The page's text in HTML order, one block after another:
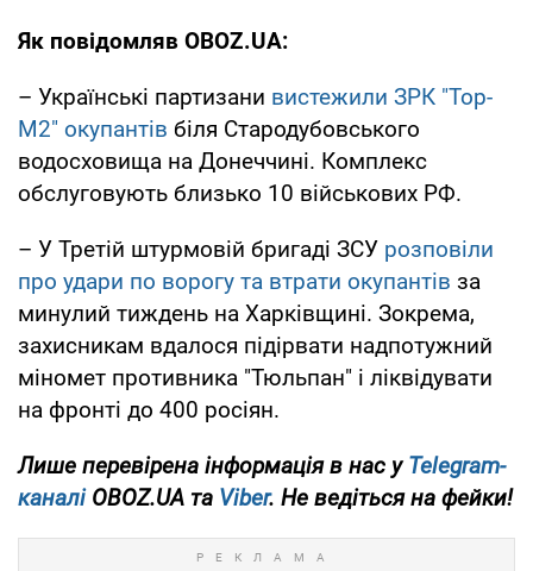
Як повідомляв OBOZ.UA:
– Українські партизани вистежили ЗРК "Тор-
М2" окупантів біля Стародубовського
водосховища на Донеччині. Комплекс
обслуговують близько 10 військових РФ.
– У Третій штурмовій бригаді ЗСУ розповіли
про удари по ворогу та втрати окупантів за
минулий тиждень на Харківщині. Зокрема,
захисникам вдалося підірвати надпотужний
міномет противника "Тюльпан" і ліквідувати
на фронті до 400 росіян.
Лише перевірена інформація в нас уTelegram-
каналіOBOZ.UA та Viber. Не ведіться на фейки!